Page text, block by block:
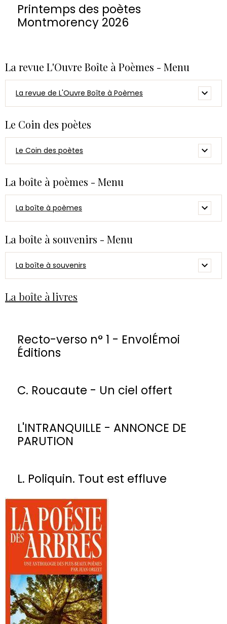
Printemps des poètes
Montmorency 2026
La revue L'Ouvre Boîte à Poèmes - Menu
La revue de L'Ouvre Boîte à Poèmes
Le Coin des poètes
Le Coin des poètes
La boîte à poèmes - Menu
La boîte à poèmes
La boîte à souvenirs - Menu
La boîte à souvenirs
La boîte à livres
Recto-verso n° 1 - EnvolÉmoi
Éditions
C. Roucaute - Un ciel offert
L'INTRANQUILLE - ANNONCE DE
PARUTION
L. Poliquin. Tout est effluve